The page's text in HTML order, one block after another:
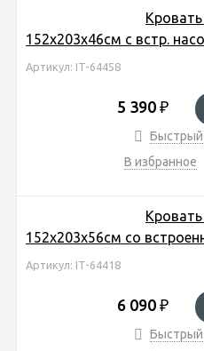
152х203х46см с встр.
Артикул: IT-64458
5 390 ₽
Быстрый
В избранное
152х203х56см со
Артикул: IT-64418
6 090 ₽
Быстрый